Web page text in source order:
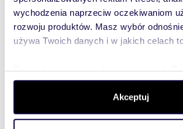
wychodzenia naprzeciw oczekiwaniom
rozwoju produktów. Masz wybór
używa Twoich danych i w jakich celach
dane są przetwarzane oraz ustaw
. W Deklaracji plików
zmienić lub wycofać swoją zgodę w
Akceptuj
Lokal jest gotowy do użytkowania, z
potencjałem adaptacyjnym pod
potrzeby.
Jeśli zainteresowałam Cię ofertą -
zarezerwuj godzinę prezentacji.
Kontakt
Interesują mnie
podobne oferty
informacje o